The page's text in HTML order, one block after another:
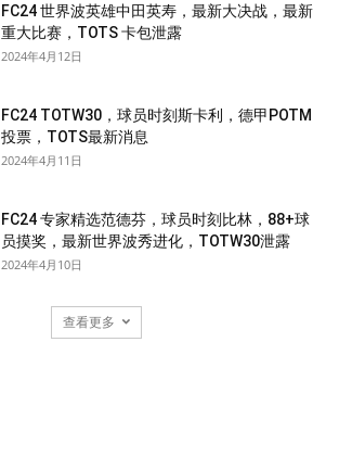
FC24 世界波英雄中田英寿，最新大决战，最新
重大比赛，TOTS 卡包泄露
2024年4月12日
FC24 TOTW30，球员时刻斯卡利，德甲POTM
投票，TOTS最新消息
2024年4月11日
FC24 专家精选范德芬，球员时刻比林，88+球
员摸奖，最新世界波秀进化，TOTW30泄露
2024年4月10日
查看更多